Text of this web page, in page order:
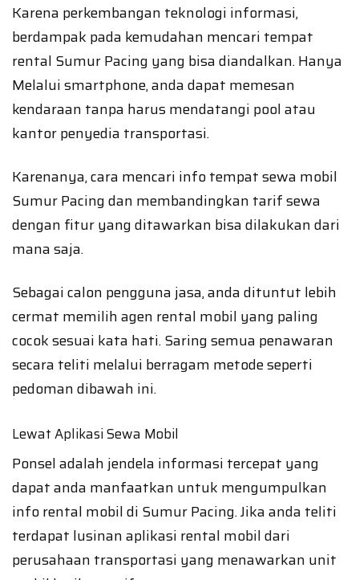
Karena perkembangan teknologi informasi,
berdampak pada kemudahan mencari tempat
rental Sumur Pacing yang bisa diandalkan. Hanya
Melalui smartphone, anda dapat memesan
kendaraan tanpa harus mendatangi pool atau
kantor penyedia transportasi.
Karenanya, cara mencari info tempat sewa mobil
Sumur Pacing dan membandingkan tarif sewa
dengan fitur yang ditawarkan bisa dilakukan dari
mana saja.
Sebagai calon pengguna jasa, anda dituntut lebih
cermat memilih agen rental mobil yang paling
cocok sesuai kata hati. Saring semua penawaran
secara teliti melalui berragam metode seperti
pedoman dibawah ini.
Lewat Aplikasi Sewa Mobil
Ponsel adalah jendela informasi tercepat yang
dapat anda manfaatkan untuk mengumpulkan
info rental mobil di Sumur Pacing. Jika anda teliti
terdapat lusinan aplikasi rental mobil dari
perusahaan transportasi yang menawarkan unit